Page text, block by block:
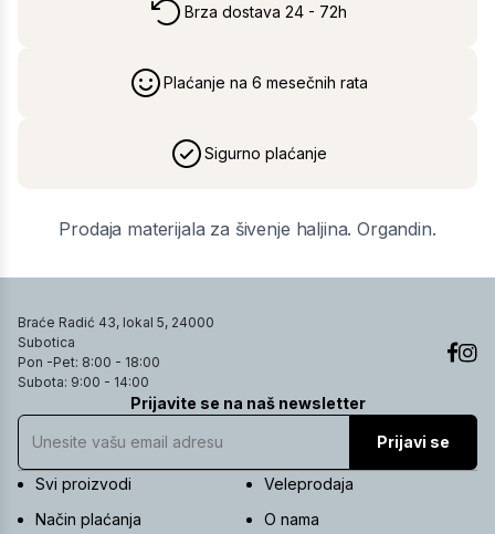
Brza dostava 24 - 72h
Plaćanje na 6 mesečnih rata
Sigurno plaćanje
Prodaja materijala za šivenje haljina. Organdin.
Braće Radić 43, lokal 5, 24000
Subotica
Pon -Pet: 8:00 - 18:00
Subota: 9:00 - 14:00
Prijavite se na naš newsletter
Prijavi se
Svi proizvodi
Veleprodaja
Način plaćanja
O nama